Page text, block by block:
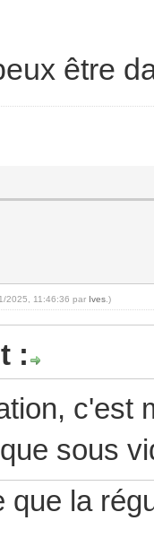
être
2025, 11:46:36 par Ives .)
:
c'est
sous
que la